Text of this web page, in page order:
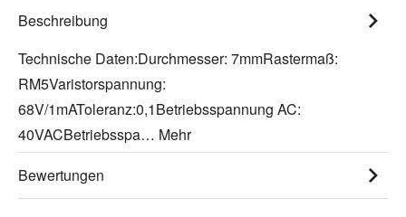
Beschreibung
Technische Daten:Durchmesser: 7mmRastermaß:
RM5Varistorspannung:
68V/1mAToleranz:0,1Betriebsspannung AC:
40VACBetriebsspa… Mehr
Bewertungen